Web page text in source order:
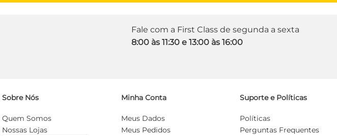
Fale com a First Class de segunda a sexta
8:00 às 11:30 e 13:00 às 16:00
Sobre Nós
Quem Somos
Nossas Lojas
Minha Conta
Meus Dados
Meus Pedidos
Suporte e Políticas
Políticas
Perguntas Frequentes